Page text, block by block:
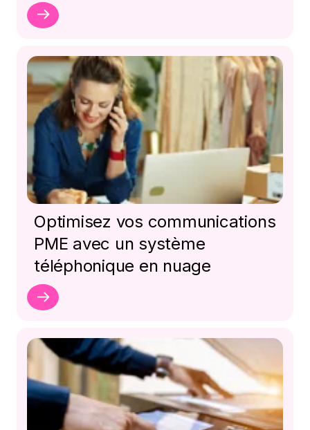
Optimisez vos communications
PME avec un système
téléphonique en nuage